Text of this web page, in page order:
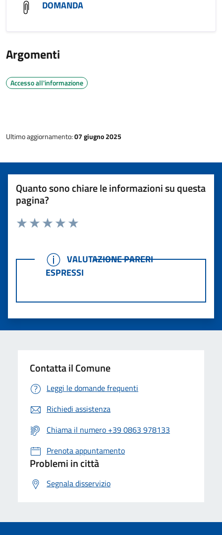
DOMANDA
Argomenti
Accesso all'informazione
Ultimo aggiornamento:07 giugno 2025
Quanto sono chiare le informazioni su questa
pagina?
Rating:
VALUTAZIONE PARERI ESPRESSI
VALUTAZIONE PARERI
ESPRESSI
Contatta il Comune
Leggi le domande frequenti
Richiedi assistenza
Chiama il numero +39 0863 978133
Prenota appuntamento
Problemi in città
Segnala disservizio